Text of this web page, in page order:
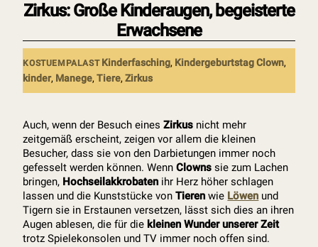
Zirkus: Große Kinderaugen, begeisterte
Erwachsene
KOSTUEMPALAST Kinderfasching, Kindergeburtstag Clown,
kinder, Manege,Tiere,Zirkus
Auch, wenn der Besuch einesZirkus nicht mehr
zeitgemäß erscheint, zeigen vor allem die kleinen
Besucher, dass sie von den Darbietungen immer noch
gefesselt werden können. WennClowns sie zum Lachen
bringen, Hochseilakkrobaten ihr Herz höher schlagen
lassen und die Kunststücke vonTieren wie Löwen und
Tigern sie in Erstaunen versetzen, lässt sich dies an ihren
Augen ablesen, die für die kleinen Wunder unserer Zeit
trotz Spielekonsolen und TV immer noch offen sind.